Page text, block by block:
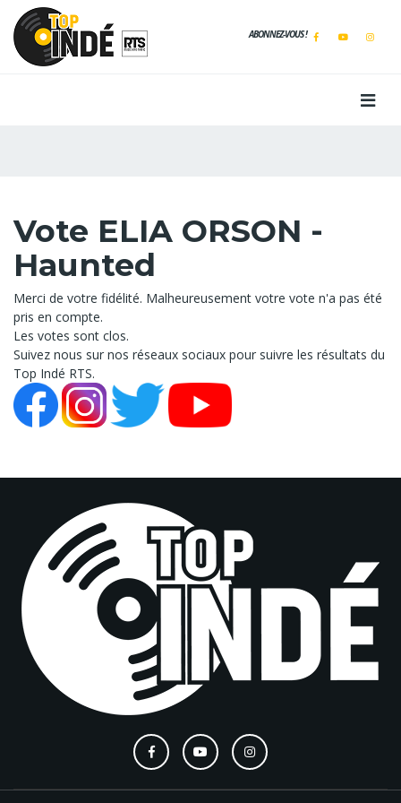
ABONNEZ-VOUS !
Vote ELIA ORSON -
Haunted
Merci de votre fidélité. Malheureusement votre vote n'a pas été
pris en compte.
Les votes sont clos.
Suivez nous sur nos réseaux sociaux pour suivre les résultats du
Top Indé RTS.